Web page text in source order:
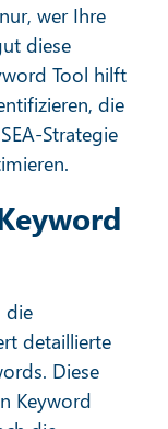
wer Ihre
diese
Tool hilft
die
Strategie
die
detaillierte
Diese
Keyword